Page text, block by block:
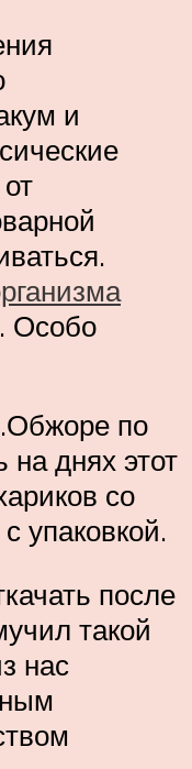
и
Особо
по
днях этот
со
упаковкой.
после
такой
нас